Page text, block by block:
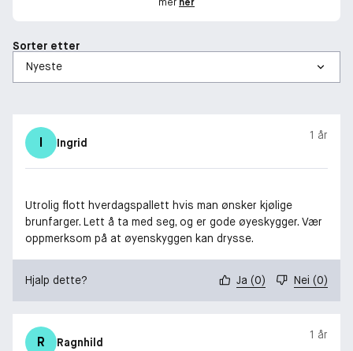
Sorter etter
I Ingrid
1 år
Utrolig flott hverdagspallett hvis man ønsker kjølige
brunfarger. Lett å ta med seg, og er gode øyeskygger. Vær
oppmerksom på at øyenskyggen kan drysse.
Hjalp dette? Ja (0) Nei (0)
R Ragnhild
1 år